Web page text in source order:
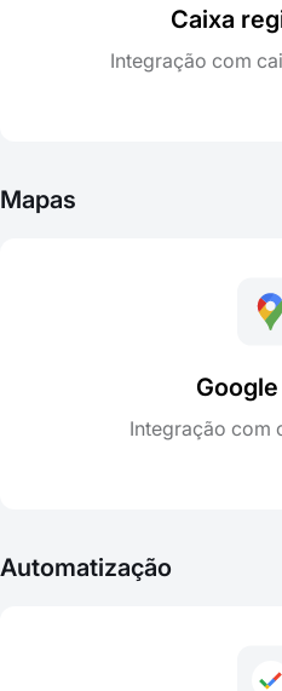
Caixa
Integração com
Mapas
Integração com
Automatização